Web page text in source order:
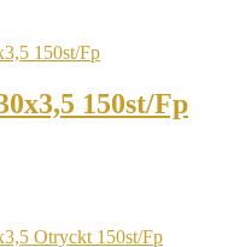
150st/Fp